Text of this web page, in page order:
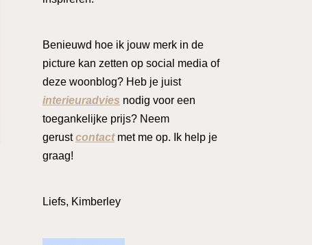
Benieuwd hoe ik jouw merk in de
picture kan zetten op social media of
deze woonblog? Heb je juist
interieuradvies nodig voor een
toegankelijke prijs? Neem
gerustcontactmet me op. Ik help je
graag!
Liefs, Kimberley